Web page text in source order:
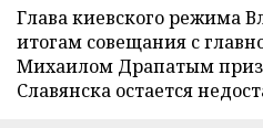
Глава киевского режима
итогам совещания с
Михаилом Драпатым
Славянска остается